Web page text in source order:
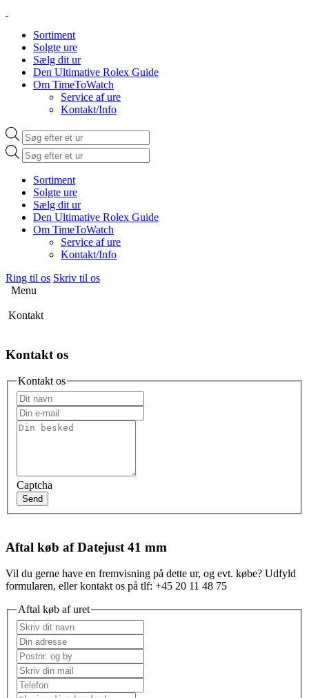
Sortiment
Solgte ure
Sælg dit ur
Den Ultimative Rolex Guide
Om TimeToWatch
Service af ure
Kontakt/Info
Products
search
Products
search
Sortiment
Solgte ure
Sælg dit ur
Den Ultimative Rolex Guide
Om TimeToWatch
Service af ure
Kontakt/Info
Ring til os Skriv til os
Menu
Kontakt
Kontakt os
Kontakt os
Captcha
Send
Aftal køb af Datejust 41 mm
Vil du gerne have en fremvisning på dette ur, og evt. købe? Udfyld
formularen, eller kontakt os på tlf: +45 20 11 48 75
Aftal køb af uret